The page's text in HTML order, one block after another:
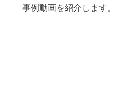
事例動画を紹介します。